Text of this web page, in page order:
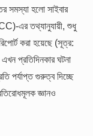
সমস্যা হলো সাইবার
এর তথ্যানুযায়ী, শুধু
করা হয়েছে (সূত্র:
প্রতিদিনকার ঘটনা
পর্যাপ্ত গুরুত্ব দিচ্ছে
জ্ঞানও